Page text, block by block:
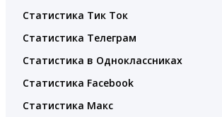
Статистика Тик Ток
Статистика Телеграм
Статистика в Одноклассниках
Статистика Facebook
Статистика Макс